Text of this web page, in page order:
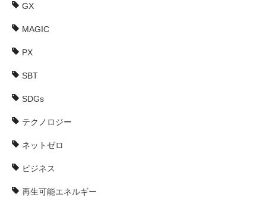
GX
MAGIC
PX
SBT
SDGs
テクノロジー
ネットゼロ
ビジネス
再生可能エネルギー